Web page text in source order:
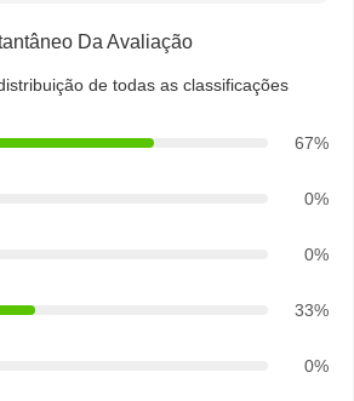
Da Avaliação
de todas as classificações
67%
0%
0%
33%
0%